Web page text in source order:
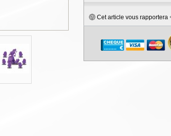
Cet article vous rapportera